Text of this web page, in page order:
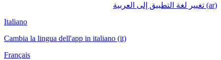
(ar) تغيير لغة التطبيق إلى العربية
Italiano
Cambia la lingua dell'app in italiano (it)
Français